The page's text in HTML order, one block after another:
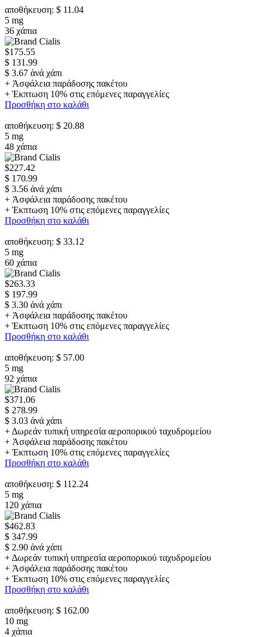
αποθήκευση: $ 11.04
5 mg
36 χάπια
$175.55
$ 131.99
$ 3.67 ἀνά χάπι
+ Ἀσφάλεια παράδοσης πακέτου
+ Έκπτωση 10% στις επόμενες παραγγελίες
Προσθήκη στο καλάθι
αποθήκευση: $ 20.88
5 mg
48 χάπια
$227.42
$ 170.99
$ 3.56 ἀνά χάπι
+ Ἀσφάλεια παράδοσης πακέτου
+ Έκπτωση 10% στις επόμενες παραγγελίες
Προσθήκη στο καλάθι
αποθήκευση: $ 33.12
5 mg
60 χάπια
$263.33
$ 197.99
$ 3.30 ἀνά χάπι
+ Ἀσφάλεια παράδοσης πακέτου
+ Έκπτωση 10% στις επόμενες παραγγελίες
Προσθήκη στο καλάθι
αποθήκευση: $ 57.00
5 mg
92 χάπια
$371.06
$ 278.99
$ 3.03 ἀνά χάπι
+ Δωρεάν τυπική υπηρεσία αεροπορικού ταχυδρομείου
+ Ἀσφάλεια παράδοσης πακέτου
+ Έκπτωση 10% στις επόμενες παραγγελίες
Προσθήκη στο καλάθι
αποθήκευση: $ 112.24
5 mg
120 χάπια
$462.83
$ 347.99
$ 2.90 ἀνά χάπι
+ Δωρεάν τυπική υπηρεσία αεροπορικού ταχυδρομείου
+ Ἀσφάλεια παράδοσης πακέτου
+ Έκπτωση 10% στις επόμενες παραγγελίες
Προσθήκη στο καλάθι
αποθήκευση: $ 162.00
10 mg
4 χάπια